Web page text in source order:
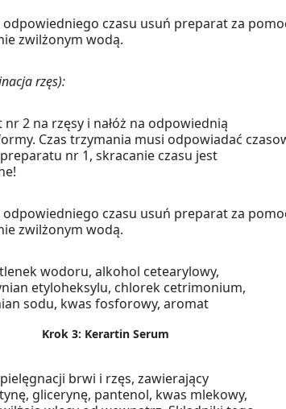
odpowiedniego czasu usuń preparat za
zwilżonym wodą.
rzęs):
nr 2 na rzęsy i nałóż na odpowiednią
Czas trzymania musi odpowiadać
nr 1, skracanie czasu jest
odpowiedniego czasu usuń preparat za
zwilżonym wodą.
wodoru, alkohol cetearylowy,
etyloheksylu, chlorek cetrimonium,
sodu, kwas fosforowy, aromat
Krok 3: Kerartin Serum
brwi i rzęs, zawierający
glicerynę, pantenol, kwas mlekowy,